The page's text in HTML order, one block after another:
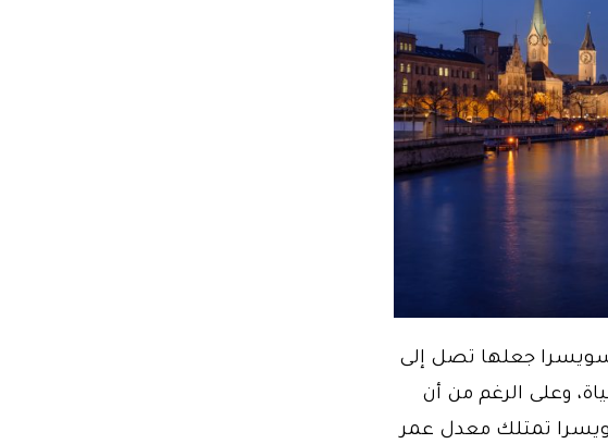
سويسرا جعلها تصل إلى
وعلى الرغم من أن
تمتلك معدل عمر